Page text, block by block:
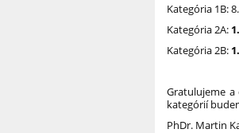
Kategória 1B:
Kategória 2A:
Kategória 2B:
Gratulujeme a
kategórií
PhDr. Martin